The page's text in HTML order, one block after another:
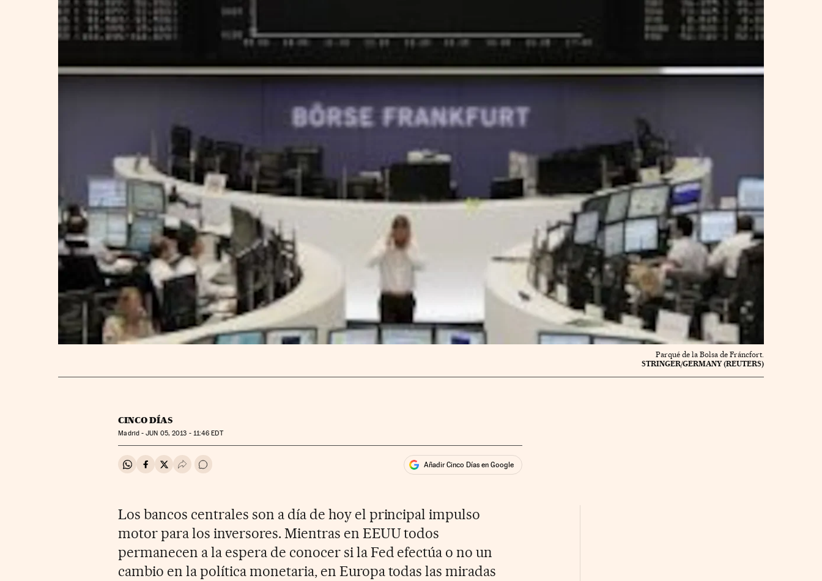
Parqué de la Bolsa de Fráncfort.
STRINGER/GERMANY (REUTERS)
CINCO DÍAS
Madrid -JUN 05, 2013 - 11:46 EDT
Compartir en Whatsapp
Compartir en Facebook
Compartir en Twitter
Desplegar Redes Sociales
Ir a los comentarios Añadir Cinco Días en Google
Los bancos centrales son a día de hoy el principal impulso
motor para los inversores. Mientras en EEUU todos
permanecen a la espera de conocer si la Fed efectúa o no un
cambio en la política monetaria, en Europa todas las miradas